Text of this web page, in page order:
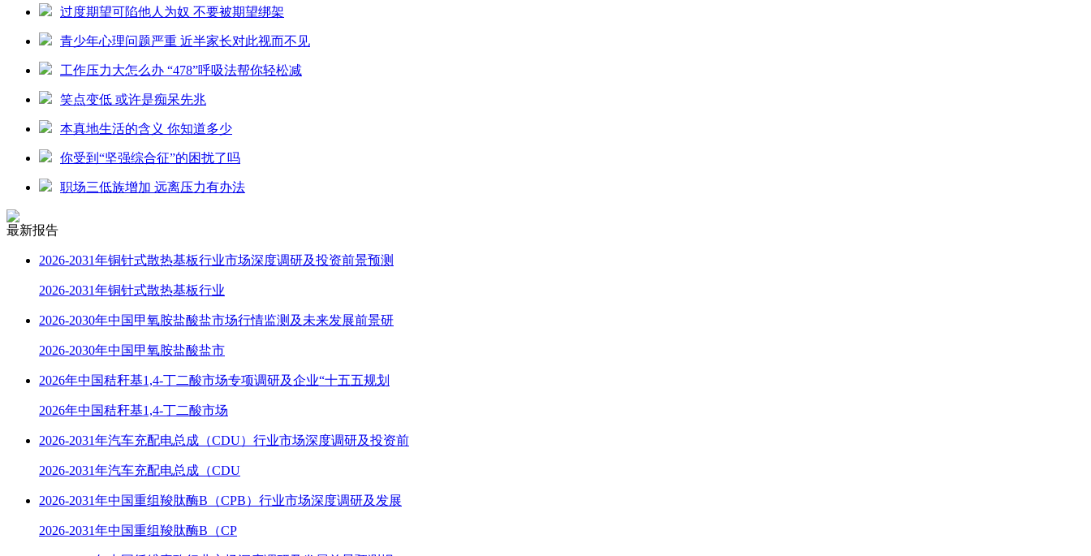
过度期望可陷他人为奴 不要被期望绑架
青少年心理问题严重 近半家长对此视而不见
工作压力大怎么办 “478”呼吸法帮你轻松减
笑点变低 或许是痴呆先兆
本真地生活的含义 你知道多少
你受到“坚强综合征”的困扰了吗
职场三低族增加 远离压力有办法
最新报告
2026-2031年铜针式散热基板行业市场深度调研及投资前景预测
2026-2031年铜针式散热基板行业
2026-2030年中国甲氧胺盐酸盐市场行情监测及未来发展前景研
2026-2030年中国甲氧胺盐酸盐市
2026年中国秸秆基1,4-丁二酸市场专项调研及企业“十五五规划
2026年中国秸秆基1,4-丁二酸市场
2026-2031年汽车充配电总成（CDU）行业市场深度调研及投资前
2026-2031年汽车充配电总成（CDU
2026-2031年中国重组羧肽酶B（CPB）行业市场深度调研及发展
2026-2031年中国重组羧肽酶B（CP